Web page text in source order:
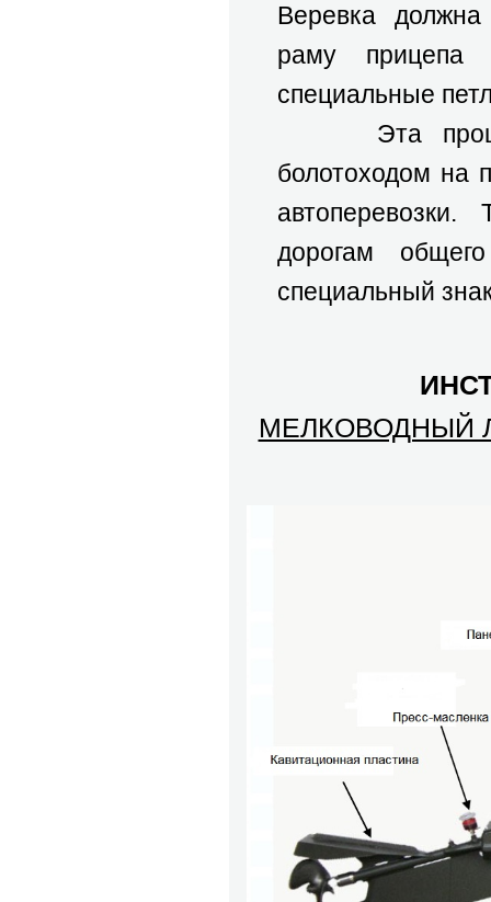
Веревка
раму прицепа
специальные
Эта
болотоходом на
дорогам
специальный
МЕЛКОВОДНЫЙ